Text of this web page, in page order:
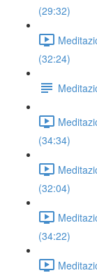
(29:32)
(32:24)
(34:34)
(32:04)
(34:22)